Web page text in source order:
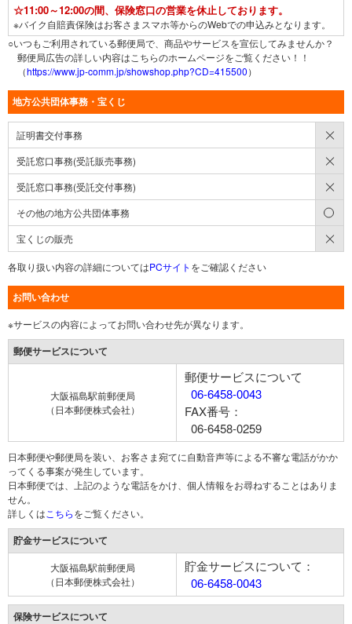
☆11:00～12:00の間、保険窓口の営業を休止しております。
※バイク自賠責保険はお客さまスマホ等からのWebでの申込みとなります。
○いつもご利用されている郵便局で、商品やサービスを宣伝してみませんか？
郵便局広告の詳しい内容はこちらのホームページをご覧ください！！
（https://www.jp-comm.jp/showshop.php?CD=415500）
地方公共団体事務・宝くじ
証明書交付事務
受託窓口事務(受託販売事務)
受託窓口事務(受託交付事務)
その他の地方公共団体事務
宝くじの販売
各取り扱い内容の詳細についてはPCサイト をご確認ください
お問い合わせ
※サービスの内容によってお問い合わせ先が異なります。
郵便サービスについて
大阪福島駅前郵便局
（日本郵便株式会社）
郵便サービスについて
06-6458-0043
FAX番号：
06-6458-0259
日本郵便や郵便局を装い、お客さま宛てに自動音声等による不審な電話がかか
ってくる事案が発生しています。
日本郵便では、上記のような電話をかけ、個人情報をお尋ねすることはありま
せん。
詳しくは こちらをご覧ください。
貯金サービスについて
大阪福島駅前郵便局
（日本郵便株式会社）
貯金サービスについて：
06-6458-0043
保険サービスについて